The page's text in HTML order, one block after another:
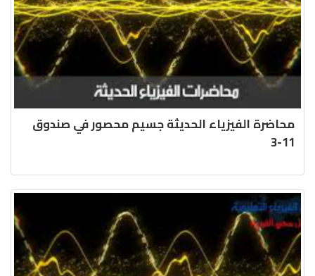
محاضرة الفيزياء الحديثة جسيم محصور في صندوق
11-3